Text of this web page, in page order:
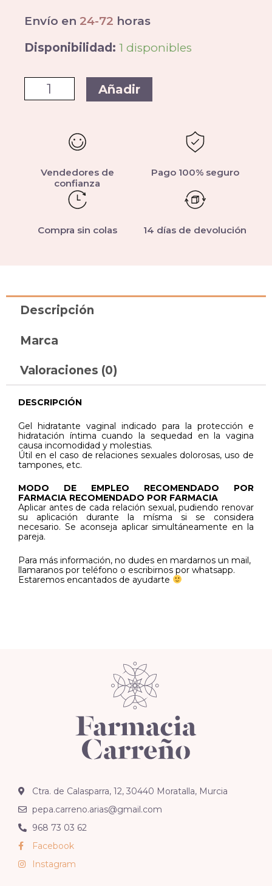
Envío en 24-72 horas
Disponibilidad: 1 disponibles
Añadir
Vendedores de
confianza
Pago 100% seguro
Compra sin colas 14 días de devolución
Descripción
Marca
Valoraciones (0)
DESCRIPCIÓN
Gel hidratante vaginal indicado para la protección e
hidratación íntima cuando la sequedad en la vagina
causa incomodidad y molestias.
Útil en el caso de relaciones sexuales dolorosas, uso de
tampones, etc.
MODO DE EMPLEO RECOMENDADO POR
FARMACIA RECOMENDADO POR FARMACIA
Aplicar antes de cada relación sexual, pudiendo renovar
su aplicación durante la mísma si se considera
necesario. Se aconseja aplicar simultáneamente en la
pareja.
Para más información, no dudes en mardarnos un mail,
llamaranos por teléfono o escribirnos por whatsapp.
Estaremos encantados de ayudarte
Ctra. de Calasparra, 12, 30440 Moratalla, Murcia
pepa.carreno.arias@gmail.com
968 73 03 62
Facebook
Instagram